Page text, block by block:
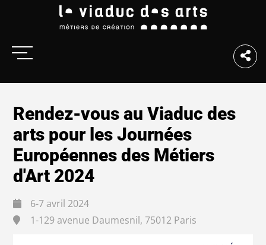
Rendez-vous au Viaduc des
arts pour les Journées
Européennes des Métiers
d'Art 2024
6-7 avril 2024
1-129 avenue Daumesnil, 75012 Paris